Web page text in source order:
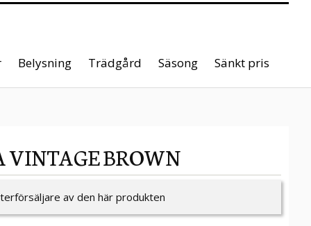
Belysning Trädgård Säsong Sänkt pris
VINTAGE BROWN
av den här produkten